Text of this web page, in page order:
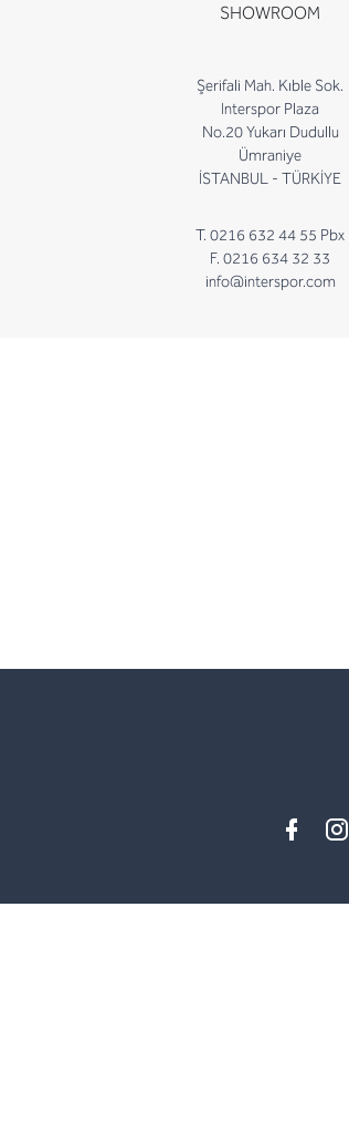
SHOWROOM
Şerifali Mah. Kıble Sok.
Interspor Plaza
No.20 Yukarı Dudullu
Ümraniye
İSTANBUL - TÜRKİYE
T. 0216 632 44 55 Pbx
F. 0216 634 32 33
info@interspor.com